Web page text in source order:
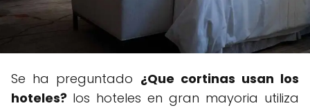
Se ha preguntado ¿Que cortinas usan los
hoteles? los hoteles en gran mayoria utiliza